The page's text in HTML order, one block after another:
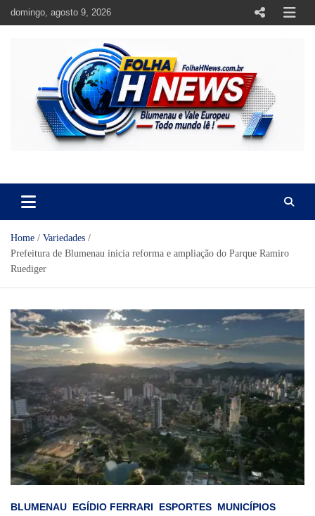
Skip
domingo, agosto 9, 2026
Home
Variedades
Prefeitura de Blumenau inicia reforma e ampliação do Parque Ramiro
Ruediger
BLUMENAU EGÍDIO FERRARI ESPORTES MUNICÍPIOS